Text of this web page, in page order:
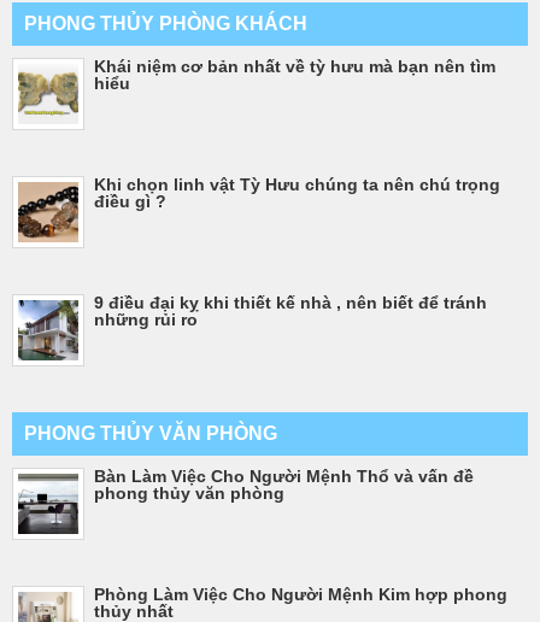
PHONG THỦY PHÒNG KHÁCH
Khái niệm cơ bản nhất về tỳ hưu mà bạn nên tìm
hiểu
Khi chọn linh vật Tỳ Hưu chúng ta nên chú trọng
điều gì ?
9 điều đại kỵ khi thiết kế nhà , nên biết để tránh
những rủi ro
PHONG THỦY VĂN PHÒNG
Bàn Làm Việc Cho Người Mệnh Thổ và vấn đề
phong thủy văn phòng
Phòng Làm Việc Cho Người Mệnh Kim hợp phong
thủy nhất